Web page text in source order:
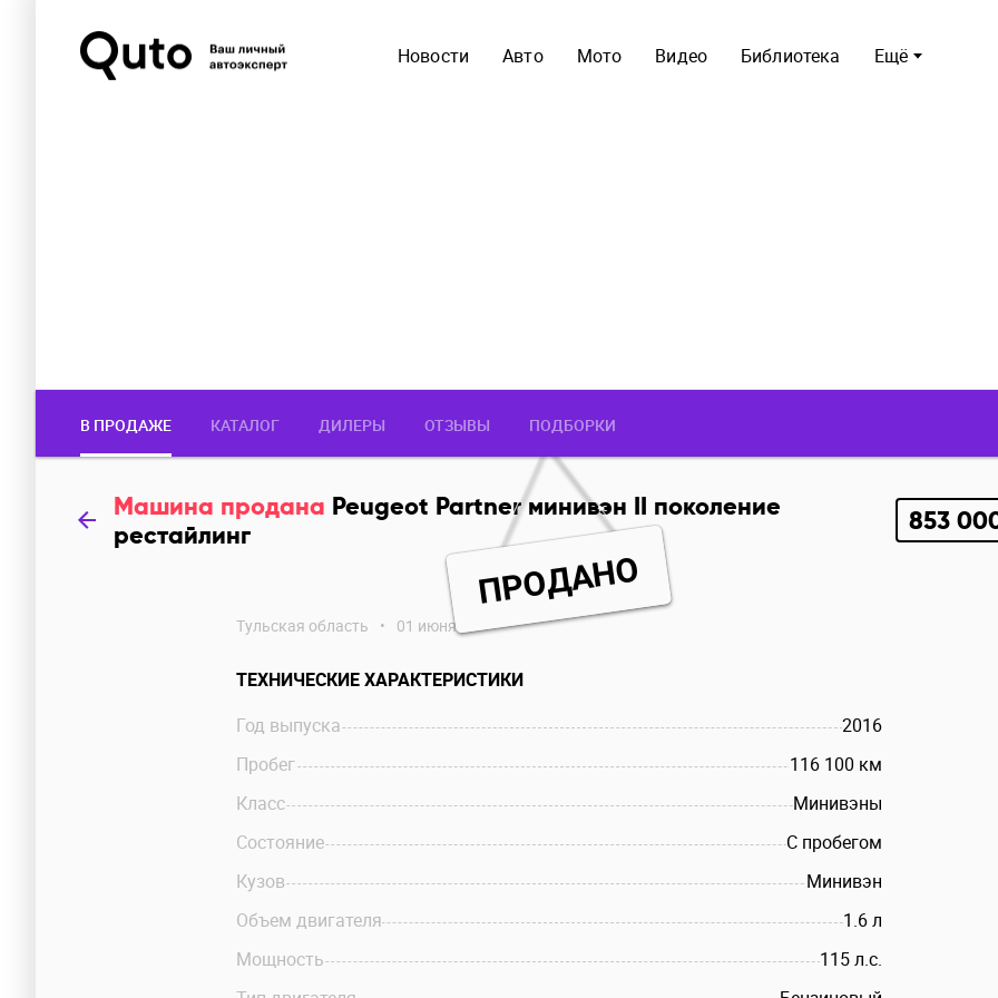
Ещё
Новости Авто Мото Видео Библиотека
В ПРОДАЖЕ КАТАЛОГ ДИЛЕРЫ ОТЗЫВЫ ПОДБОРКИ
Машина продана Peugeot Partner минивэн II поколение
рестайлинг
853
ПРОДАНО
Тульская область • 01 июня
ТЕХНИЧЕСКИЕ ХАРАКТЕРИСТИКИ
Год выпуска
2016
Пробег
116 100 км
Класс
Минивэны
Состояние
С пробегом
Кузов
Минивэн
Объем двигателя
1.6 л
Мощность
115 л.c.